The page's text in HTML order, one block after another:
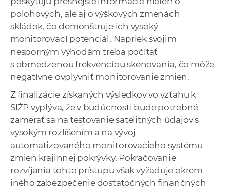
polohových, ale aj o výškových zmenách
skládok, čo demonštruje ich vysoký
monitorovací potenciál. Napriek svojim
nesporným výhodám treba počítať
s obmedzenou frekvenciou skenovania, čo môže
negatívne ovplyvniť monitorovanie zmien.
Z finalizácie získaných výsledkov vo vzťahu k
SIŽP vyplýva, že v budúcnosti bude potrebné
zamerať sa na testovanie satelitných údajov s
vysokým rozlíšením a na vývoj
automatizovaného monitorovacieho systému
zmien krajinnej pokrývky. Pokračovanie
rozvíjania tohto prístupu však vyžaduje okrem
iného zabezpečenie dostatočných finančných